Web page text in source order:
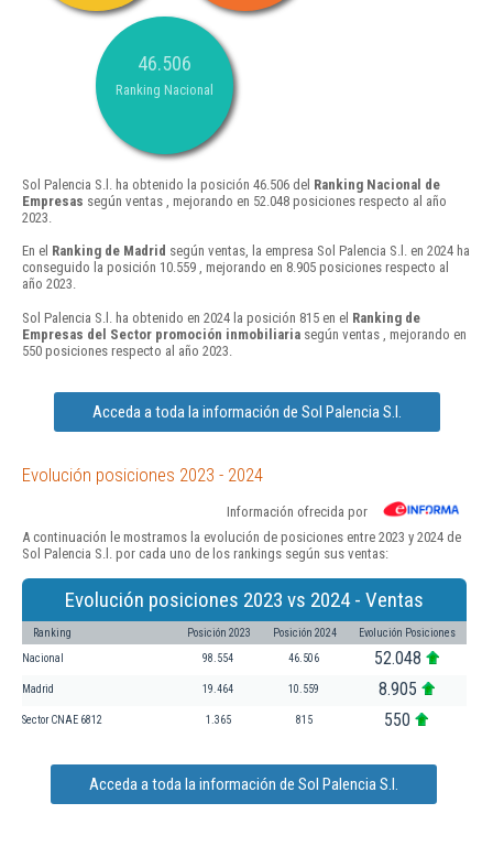
46.506
Ranking Nacional
Sol Palencia S.l. ha obtenido la posición 46.506 del Ranking Nacional de
Empresas según ventas , mejorando en 52.048 posiciones respecto al año
2023.
En el Ranking de Madrid según ventas, la empresa Sol Palencia S.l. en 2024 ha
conseguido la posición 10.559 , mejorando en 8.905 posiciones respecto al
año 2023.
Sol Palencia S.l. ha obtenido en 2024 la posición 815 en el Ranking de
Empresas del Sector promoción inmobiliaria según ventas , mejorando en
550 posiciones respecto al año 2023.
Acceda a toda la información de Sol Palencia S.l.
Evolución posiciones 2023 - 2024
Información ofrecida por
A continuación le mostramos la evolución de posiciones entre 2023 y 2024 de
Sol Palencia S.l. por cada uno de los rankings según sus ventas:
Evolución posiciones 2023 vs 2024 - Ventas
Ranking Posición 2023 Posición 2024 Evolución Posiciones
Nacional 98.554 46.506 52.048
Madrid 19.464 10.559 8.905
Sector CNAE 6812 1.365 815 550
Acceda a toda la información de Sol Palencia S.l.